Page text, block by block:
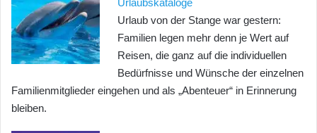
Urlaubskataloge
Urlaub von der Stange war gestern:
Familien legen mehr denn je Wert auf
Reisen, die ganz auf die individuellen
Bedürfnisse und Wünsche der einzelnen
Familienmitglieder eingehen und als „Abenteuer“ in Erinnerung
bleiben.